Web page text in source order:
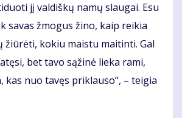
jį val­diš­kų na­mų slau­gai. Esu
sa­vas žmo­gus ži­no, kaip rei­kia
žiū­rė­ti, ko­kiu mais­tu mai­tin­ti. Gal
bet ta­vo są­ži­nė lie­ka ra­mi,
kas nuo ta­vęs pri­klau­so“, – tei­gia